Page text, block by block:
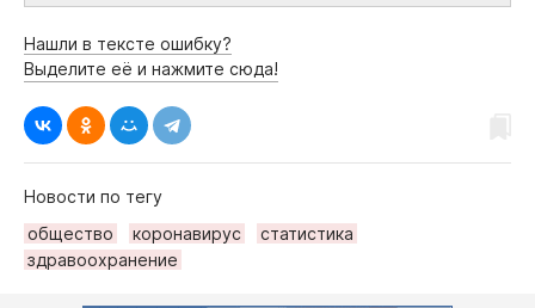
Нашли в тексте ошибку?
Выделите её и нажмите сюда!
Новости по тегу
общество
коронавирус
статистика
здравоохранение